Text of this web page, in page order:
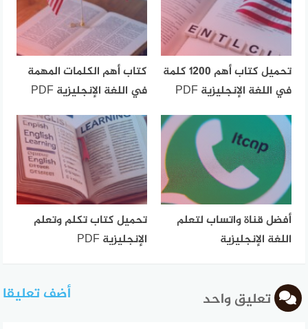
تحميل كتاب أهم 1200 كلمة
في اللغة الإنجليزية PDF
كتاب أهم الكلمات المهمة
في اللغة الإنجليزية PDF
أفضل قناة واتساب لتعلم
اللغة الإنجليزية
تحميل كتاب تكلم وتعلم
الإنجليزية PDF
تعليق واحد أضف تعليقا